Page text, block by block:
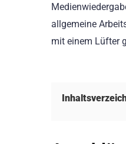
allgemeine
mit einem Lüfter